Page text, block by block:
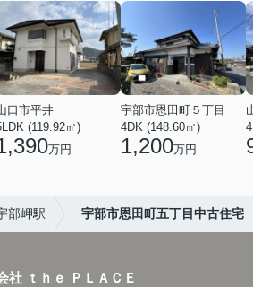
口市平井
(119.92㎡)
万円
宇部市恩田町５丁目
4DK (148.60㎡)
1,200万円
部岬駅 宇部市恩田町五丁目中古住宅
社 ｔｈｅ ＰＬＡＣＥ